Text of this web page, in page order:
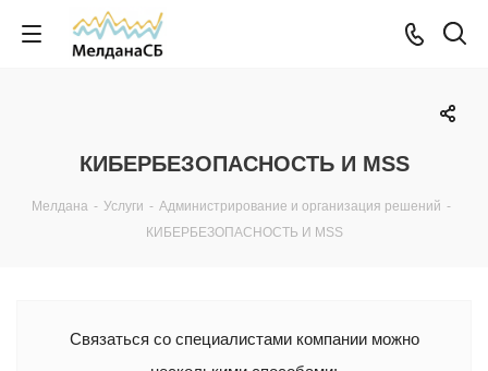
КИБЕРБЕЗОПАСНОСТЬ И MSS
Мелдана - Услуги - Администрирование и организация решений -
КИБЕРБЕЗОПАСНОСТЬ И MSS
Связаться со специалистами компании можно